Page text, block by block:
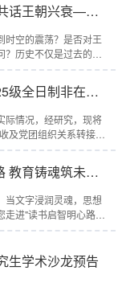
研读·经管 | 穿越历史风云 共话王朝兴衰——第二十九期研究生读书会预告
时空的震荡？是否对王
历史不仅是过去的记
明灯。本期读书会的
经济管理学院关于做好2025级全日制非在职研究生档案接收及党团组织关系转接工作的通知
际情况，经研究，现将
及党团组织关系转接有
级全日制非在职研究生
研读·经管 | 读书启智明心路 教育铸魂筑未来——含弘学子系列讲堂读书会预告
当文字浸润灵魂，思想
进"读书启智明心路，
，与哲思同行。这里不
生学术沙龙预告